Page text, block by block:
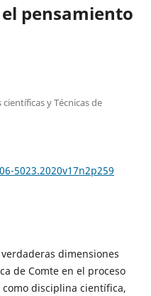
el pensamiento
y Técnicas de
5023.2020v17n2p259
dimensiones
de Comte en el proceso
disciplina científica,